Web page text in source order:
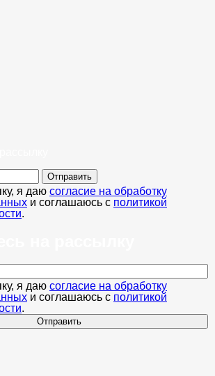
Отправить
я даю согласие на обработку
и соглашаюсь с политикой
.
я даю согласие на обработку
и соглашаюсь с политикой
.
Отправить